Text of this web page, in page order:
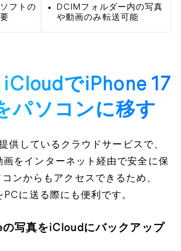
フトの
DCIMフォルダー内の写真
や動画のみ転送可能
でiPhone 17
パソコンに移す
供しているクラウドサービスで、
をインターネット経由で安全に保
ンからもアクセスできるため、
に送る際にも便利です。
の写真をiCloudにバックアップ